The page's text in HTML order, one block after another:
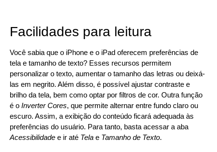
Facilidades para leitura
Você sabia que o iPhone e o iPad oferecem preferências de
tela e tamanho de texto? Esses recursos permitem
personalizar o texto, aumentar o tamanho das letras ou deixá-
las em negrito. Além disso, é possível ajustar contraste e
brilho da tela, bem como optar por filtros de cor. Outra função
é o Inverter Cores, que permite alternar entre fundo claro ou
escuro. Assim, a exibição do conteúdo ficará adequada às
preferências do usuário. Para tanto, basta acessar a aba
Acessibilidade e ir até Tela e Tamanho de Texto.